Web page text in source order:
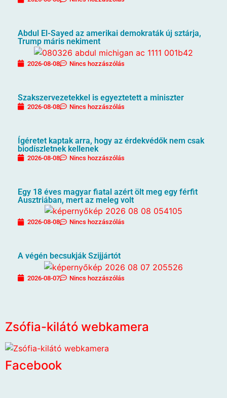
Abdul El-Sayed az amerikai demokraták új sztárja,
Trump máris nekiment
2026-08-08 Nincs hozzászólás
Szakszervezetekkel is egyeztetett a miniszter
2026-08-08 Nincs hozzászólás
Ígéretet kaptak arra, hogy az érdekvédők nem csak
biodíszletnek kellenek
2026-08-08 Nincs hozzászólás
Egy 18 éves magyar fiatal azért ölt meg egy férfit
Ausztriában, mert az meleg volt
2026-08-08 Nincs hozzászólás
A végén becsukják Szijjártót
2026-08-07 Nincs hozzászólás
Zsófia-kilátó webkamera
Facebook